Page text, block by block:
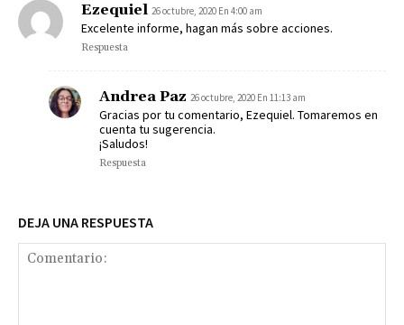
Ezequiel 26 octubre, 2020 En 4:00 am
Excelente informe, hagan más sobre acciones.
Respuesta
Andrea Paz 26 octubre, 2020 En 11:13 am
Gracias por tu comentario, Ezequiel. Tomaremos en
cuenta tu sugerencia.
¡Saludos!
Respuesta
DEJA UNA RESPUESTA